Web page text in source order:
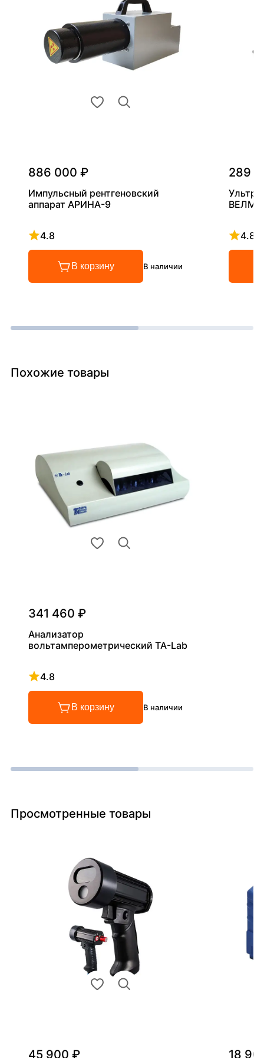
886 000 ₽
Импульсный рентгеновский
аппарат АРИНА-9
4.8
Рейтинг 4.8 из 5
В корзину В наличии
289
4.8
Похожие товары
341 460 ₽
Анализатор
вольтамперометрический ТА-Lab
4.8
Рейтинг 4.8 из 5
В корзину В наличии
Просмотренные товары
45 900 ₽ 18